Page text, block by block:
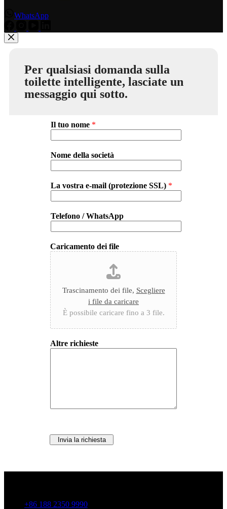
WhatsApp
Per qualsiasi domanda sulla
toilette intelligente, lasciate un
messaggio qui sotto.
Il tuo nome *
Nome della società
La vostra e-mail (protezione SSL) *
Telefono / WhatsApp
Caricamento dei file
Trascinamento dei file, Scegliere
i file da caricare
È possibile caricare fino a 3 file.
Altre richieste
Invia la richiesta
+86 188 2350 9990